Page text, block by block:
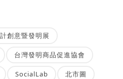
創意暨發明展
台灣發明商品促進協會
SocialLab 北市圖